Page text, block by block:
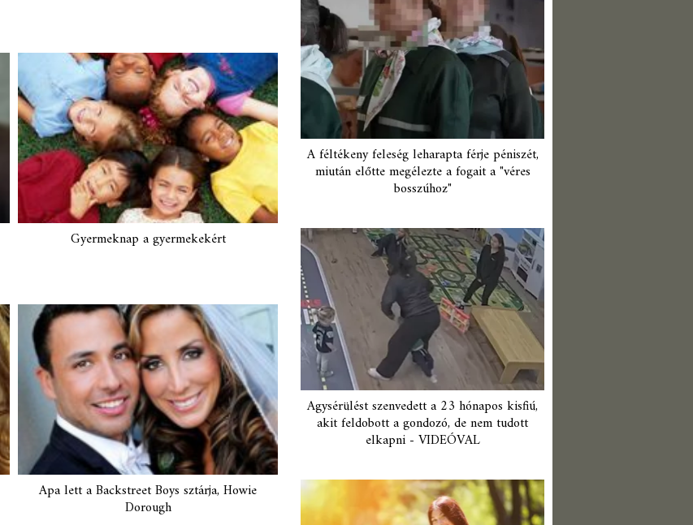
Gyermeknap a gyermekekért
Apa lett a Backstreet Boys sztárja, Howie
Dorough
A féltékeny feleség leharapta férje péniszét,
miután előtte megélezte a fogait a "véres
bosszúhoz"
Agysérülést szenvedett a 23 hónapos kisfiú,
akit feldobott a gondozó, de nem tudott
elkapni - VIDEÓVAL